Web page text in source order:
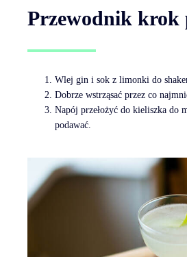
Przewodnik krok
Wlej gin i sok z limonki do
Dobrze wstrząsać przez co
Napój przełożyć do kieliszka do
podawać.